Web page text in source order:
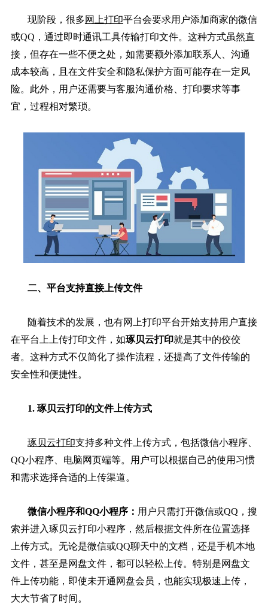
现阶段，很多网上打印平台会要求用户添加商家的微信
或QQ，通过即时通讯工具传输打印文件。这种方式虽然直
接，但存在一些不便之处，如需要额外添加联系人、沟通
成本较高，且在文件安全和隐私保护方面可能存在一定风
险。此外，用户还需要与客服沟通价格、打印要求等事
宜，过程相对繁琐。
二、平台支持直接上传文件
随着技术的发展，也有网上打印平台开始支持用户直接
在平台上上传打印文件，如琢贝云打印就是其中的佼佼
者。这种方式不仅简化了操作流程，还提高了文件传输的
安全性和便捷性。
1. 琢贝云打印的文件上传方式
琢贝云打印支持多种文件上传方式，包括微信小程序、
QQ小程序、电脑网页端等。用户可以根据自己的使用习惯
和需求选择合适的上传渠道。
微信小程序和QQ小程序： 用户只需打开微信或QQ，搜
索并进入琢贝云打印小程序，然后根据文件所在位置选择
上传方式。无论是微信或QQ聊天中的文档，还是手机本地
文件，甚至是网盘文件，都可以轻松上传。特别是网盘文
件上传功能，即使未开通网盘会员，也能实现极速上传，
大大节省了时间。